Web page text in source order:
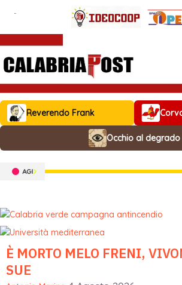
contenuto
Reverendo Frank
Occhio al degrado
È MORTO MELO FRENI,
SUE